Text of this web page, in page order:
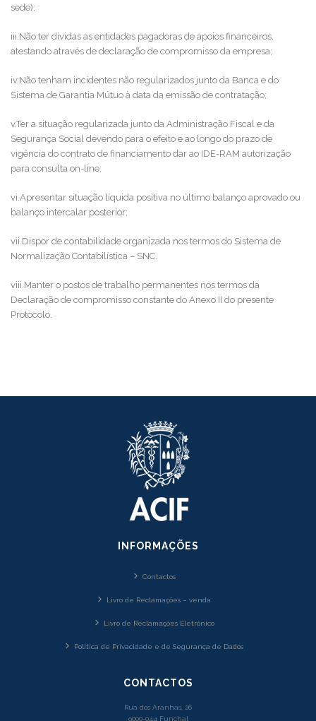
sede);
iii.Não ter dívidas as entidades pagadoras de apoios financeiros,
atestando através de declaração de compromisso da empresa;
iv.Não tenham incidentes não regularizados junto da Banca e do
Sistema de Garantia Mútuo à data da emissão de contratação;
v.Ter a situação regularizada junto da Administração Fiscal e da
Segurança Social devendo para o efeito e ao longo do prazo de
vigência do contrato de financiamento dar ao IDE-RAM autorização
para consulta on-line;
vi.Apresentar situação líquida positiva no último balanço aprovado ou
balanço intercalar posterior;
vii.Dispor de contabilidade organizada nos termos do Sistema de
Normalização Contabilística – SNC.
viii.Manter o postos de trabalho permanentes nos termos da
Declaração de compromisso constante do Anexo II do presente
Protocolo.
INFORMAÇÕES
Contactos
Livro de Reclamações – venda
Livro de Reclamações Eletrónico
Política de Privacidade e de Segurança de Dados
CONTACTOS
Rua dos Aranhas, 26
9000-044 Funchal